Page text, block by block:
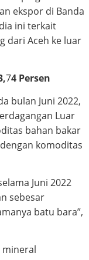
ekspor di Banda
ini terkait
dari Aceh ke luar
74 Persen
bulan Juni 2022,
Luar
bahan bakar
komoditas
Juni 2022
sebesar
batu bara”,
mineral